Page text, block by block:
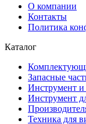
О компании
Контакты
Политика
Каталог
Запасные
Инструмент и
Инструмент
Техника для